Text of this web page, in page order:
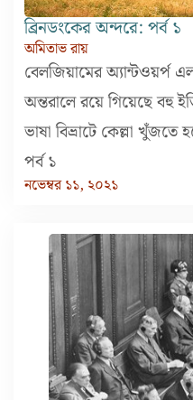
ব্রিনডংকের অন্দরে: পর্ব ১
অমিতাভ রায়
বেলজিয়ামের অ্যান্টওয়র্প
অন্তরালে রয়ে গিয়েছে বহু
ভাষা বিভ্রাটে কেল্লা
পর্ব ১
নভেম্বর ১১, ২০২১